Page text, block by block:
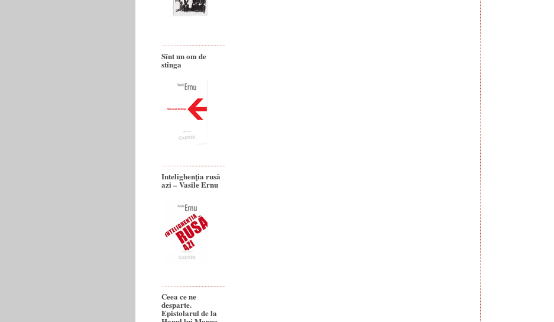
Sînt un om de
stînga
Intelighenţia rusă
azi – Vasile Ernu
Ceea ce ne
desparte.
Epistolarul de la